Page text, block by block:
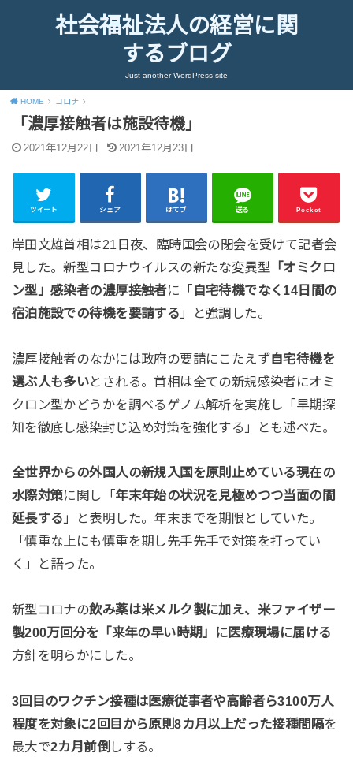
社会福祉法人の経営に関
するブログ
Just another WordPress site
HOME コロナ
「濃厚接触者は施設待機」
2021年12月22日 2021年12月23日
ツイート シェア はてブ 送る Pocket
岸田文雄首相は21日夜、臨時国会の閉会を受けて記者会
見した。新型コロナウイルスの新たな変異型 「オミクロ
ン型」感染者の濃厚接触者に「自宅待機でなく14日間の
宿泊施設での待機を要請する 」と強調した。
濃厚接触者のなかには政府の要請にこたえず自宅待機を
選ぶ人も多いとされる。首相は全ての新規感染者にオミ
クロン型かどうかを調べるゲノム解析を実施し「早期探
知を徹底し感染封じ込め対策を強化する」とも述べた。
全世界からの外国人の新規入国を原則止めている現在の
水際対策に関し「 年末年始の状況を見極めつつ当面の間
延長する 」と表明した。年末までを期限としていた。
「慎重な上にも慎重を期し先手先手で対策を打ってい
く」と語った。
新型コロナの飲み薬は米メルク製に加え、米ファイザー
製200万回分を「来年の早い時期」に医療現場に届ける
方針を明らかにした。
3回目のワクチン接種は医療従事者や高齢者ら3100万人
程度を対象に2回目から原則8カ月以上だった接種間隔を
最大で2カ月前倒 しする。